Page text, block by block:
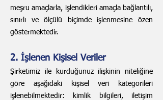
meşru amaçlarla, işlendikleri amaçla bağlantılı,
sınırlı ve ölçülü biçimde işlenmesine özen
göstermektedir.
2. İşlenen Kişisel Veriler
Şirketimiz ile kurduğunuz ilişkinin niteliğine
göre aşağıdaki kişisel veri kategorileri
işlenebilmektedir: kimlik bilgileri, iletişim